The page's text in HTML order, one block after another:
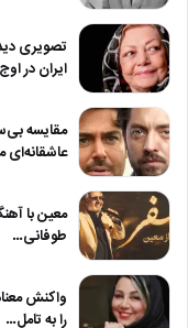
تصویری
ایران در
مقایسه
معین با
طوفانی…
واکنش
را به تامل…